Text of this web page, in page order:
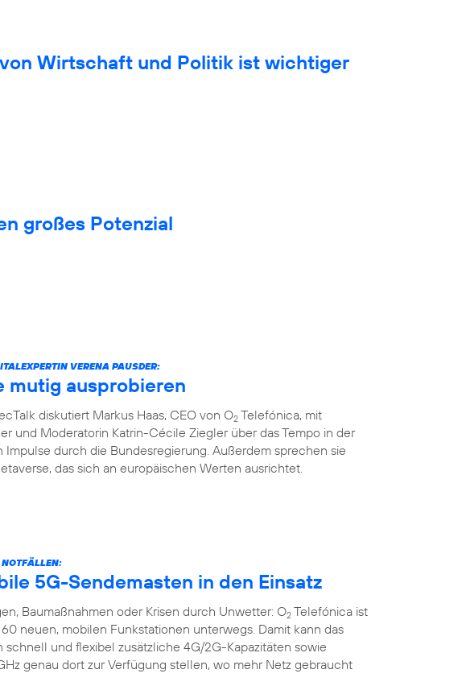
Wirtschaft und Politik ist wichtiger
großes Potenzial
VERENA PAUSDER:
mutig ausprobieren
diskutiert Markus Haas, CEO von O2 Telefónica, mit
und Moderatorin Katrin-Cécile Ziegler über das Tempo in der
Impulse durch die Bundesregierung. Außerdem sprechen sie
das sich an europäischen Werten ausrichtet.
NOTFÄLLEN:
5G-Sendemasten in den Einsatz
Baumaßnahmen oder Krisen durch Unwetter: O2 Telefónica ist
neuen, mobilen Funkstationen unterwegs. Damit kann das
schnell und flexibel zusätzliche 4G/2G-Kapazitäten sowie
genau dort zur Verfügung stellen, wo mehr Netz gebraucht